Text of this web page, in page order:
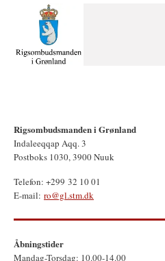
Rigsombudsmanden i Grønland
Indaleeqqap Aqq. 3
Postboks 1030, 3900 Nuuk
Telefon: +299 32 10 01
E-mail: ro@gl.stm.dk
Åbningstider
Mandag-Torsdag: 10.00-14.00